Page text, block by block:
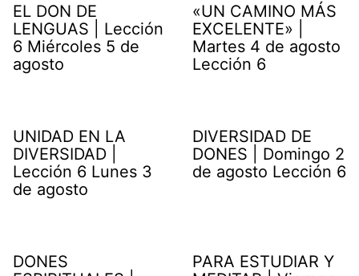
EL DON DE
LENGUAS | Lección
6 Miércoles 5 de
agosto
«UN CAMINO MÁS
EXCELENTE» |
Martes 4 de agosto
Lección 6
UNIDAD EN LA
DIVERSIDAD |
Lección 6 Lunes 3
de agosto
DIVERSIDAD DE
DONES | Domingo 2
de agosto Lección 6
DONES
PARA ESTUDIAR Y